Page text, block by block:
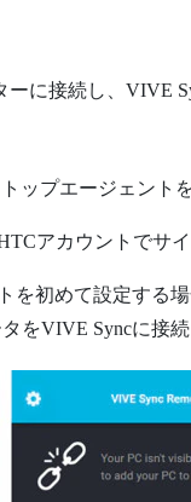
に接続し、 VIVE
ップエージェント
アカウントでサイ
を初めて設定する
をVIVE Syncに接続